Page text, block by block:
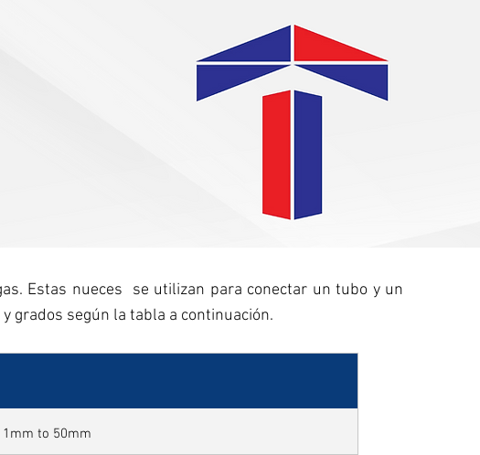
Estas nueces se utilizan para conectar un tubo y un
grados según la tabla a continuación.
to 50mm